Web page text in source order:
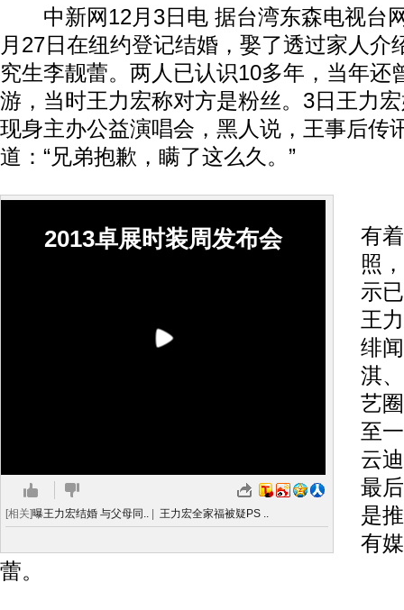
中新网12月3日电 据台湾东森电视台
月27日在纽约登记结婚，娶了透过家人介
究生李靓蕾。两人已认识10多年，当年还
游，当时王力宏称对方是粉丝。3日王力
现身主办公益演唱会，黑人说，王事后传
道：“兄弟抱歉，瞒了这么久。”
2013卓展时装周发布会
[相关]曝王力宏结婚 与父母同.. 王力宏全家福被疑PS ..
有
照
示
王
绯
淇
艺
至
云
最
是
有
蕾。